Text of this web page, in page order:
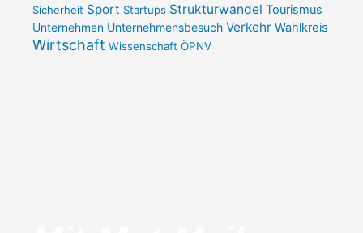
Sicherheit Sport Startups Strukturwandel Tourismus
Unternehmen Unternehmensbesuch Verkehr Wahlkreis
Wirtschaft Wissenschaft ÖPNV